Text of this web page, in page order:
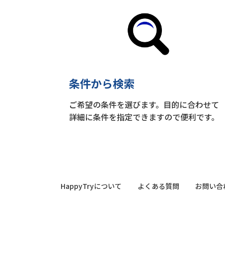
条件から検索
ご希望の条件を選びます。目的に合わせて
詳細に条件を指定できますので便利です。
HappyTryについて よくある質問 お問い合